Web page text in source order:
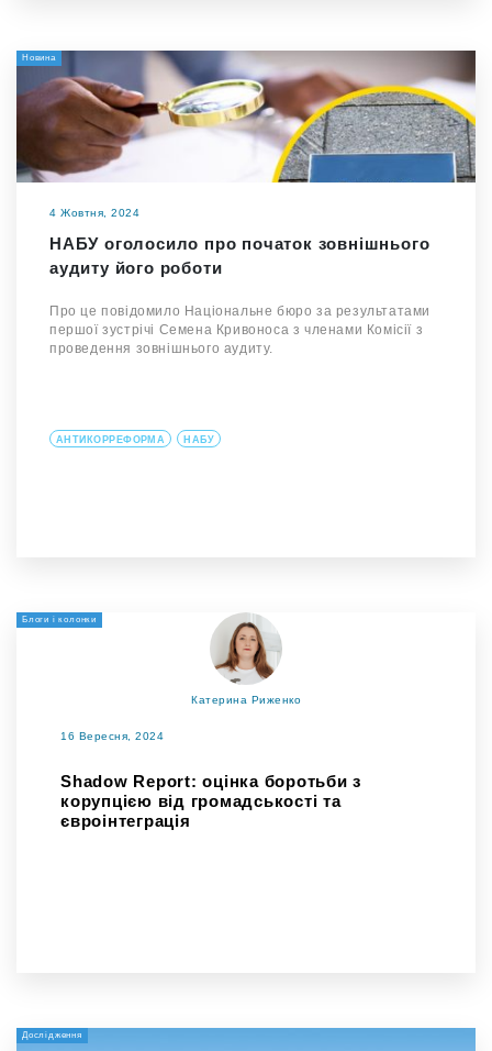
Новина
4 Жовтня, 2024
НАБУ оголосило про початок зовнішнього
аудиту його роботи
Про це повідомило Національне бюро за результатами
першої зустрічі Семена Кривоноса з членами Комісії з
проведення зовнішнього аудиту.
АНТИКОРРЕФОРМА НАБУ
Блоги і колонки
Катерина Риженко
16 Вересня, 2024
Shadow Report: оцінка боротьби з
корупцією від громадськості та
євроінтеграція
Дослідження